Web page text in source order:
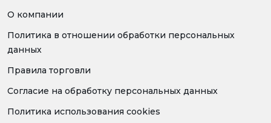
О компании
Политика в отношении обработки персональных
данных
Правила торговли
Согласие на обработку персональных данных
Политика использования cookies